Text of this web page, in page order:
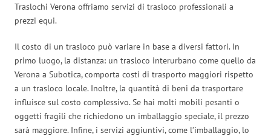
Traslochi Verona offriamo servizi di trasloco professionali a
prezzi equi.
Il costo di un trasloco può variare in base a diversi fattori. In
primo luogo, la distanza: un trasloco interurbano come quello da
Verona a Subotica, comporta costi di trasporto maggiori rispetto
a un trasloco locale. Inoltre, la quantità di beni da trasportare
influisce sul costo complessivo. Se hai molti mobili pesanti o
oggetti fragili che richiedono un imballaggio speciale, il prezzo
sarà maggiore. Infine, i servizi aggiuntivi, come l’imballaggio, lo